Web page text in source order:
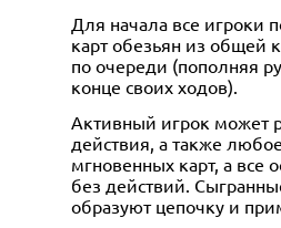
Для начала все игроки
карт обезьян из общей
по очереди (пополняя
конце своих ходов).
Активный игрок может
действия, а также
мгновенных карт, а все
без действий.
образуют цепочку и